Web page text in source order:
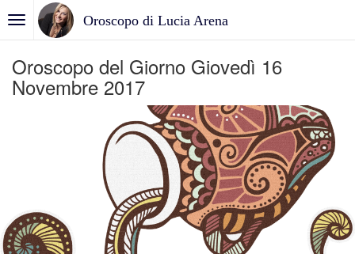
Oroscopo di Lucia Arena
Oroscopo del Giorno Giovedì 16
Novembre 2017